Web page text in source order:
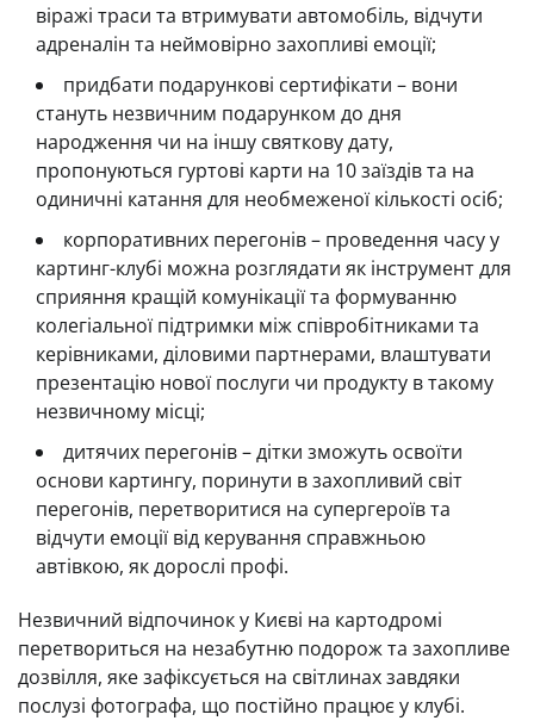
віражі траси та втримувати автомобіль, відчути
адреналін та неймовірно захопливі емоції;
придбати подарункові сертифікати – вони
стануть незвичним подарунком до дня
народження чи на іншу святкову дату,
пропонуються гуртові карти на 10 заїздів та на
одиничні катання для необмеженої кількості осіб;
корпоративних перегонів – проведення часу у
картинг-клубі можна розглядати як інструмент для
сприяння кращій комунікації та формуванню
колегіальної підтримки між співробітниками та
керівниками, діловими партнерами, влаштувати
презентацію нової послуги чи продукту в такому
незвичному місці;
дитячих перегонів – дітки зможуть освоїти
основи картингу, поринути в захопливий світ
перегонів, перетворитися на супергероїв та
відчути емоції від керування справжньою
автівкою, як дорослі профі.
Незвичний відпочинок у Києві на картодромі
перетвориться на незабутню подорож та захопливе
дозвілля, яке зафіксується на світлинах завдяки
послузі фотографа, що постійно працює у клубі.